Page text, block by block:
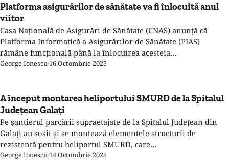
Platforma asigurărilor de sănătate va fi înlocuită anul
viitor
Casa Națională de Asigurări de Sănătate (CNAS) anunță că
Platforma Informatică a Asigurărilor de Sănătate (PIAS)
rămâne funcțională până la înlocuirea acesteia…
George Ionescu·16 Octombrie 2025
A început montarea heliportului SMURD de la Spitalul
Județean Galați
Pe șantierul parcării supraetajate de la Spitalul Județean din
Galați au sosit și se montează elementele structurii de
rezistență pentru heliportul SMURD, care…
George Ionescu·14 Octombrie 2025